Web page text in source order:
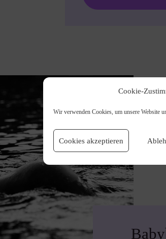
Cookie-
Wir verwenden Cookies, um unsere Website
Cookies akzeptieren